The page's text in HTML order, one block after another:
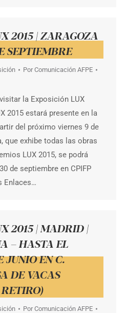
2015 | ZARAGOZA
SEPTIEMBRE
PorComunicación AFPE
la Exposición LUX
2015 estará presente en la
del próximo viernes 9 de
que exhibe todas las obras
LUX 2015, se podrá
de septiembre en CPIFP
Enlaces…
2015 | MADRID |
– HASTA EL
JUNIO EN C.
DE VACAS
PorComunicación AFPE